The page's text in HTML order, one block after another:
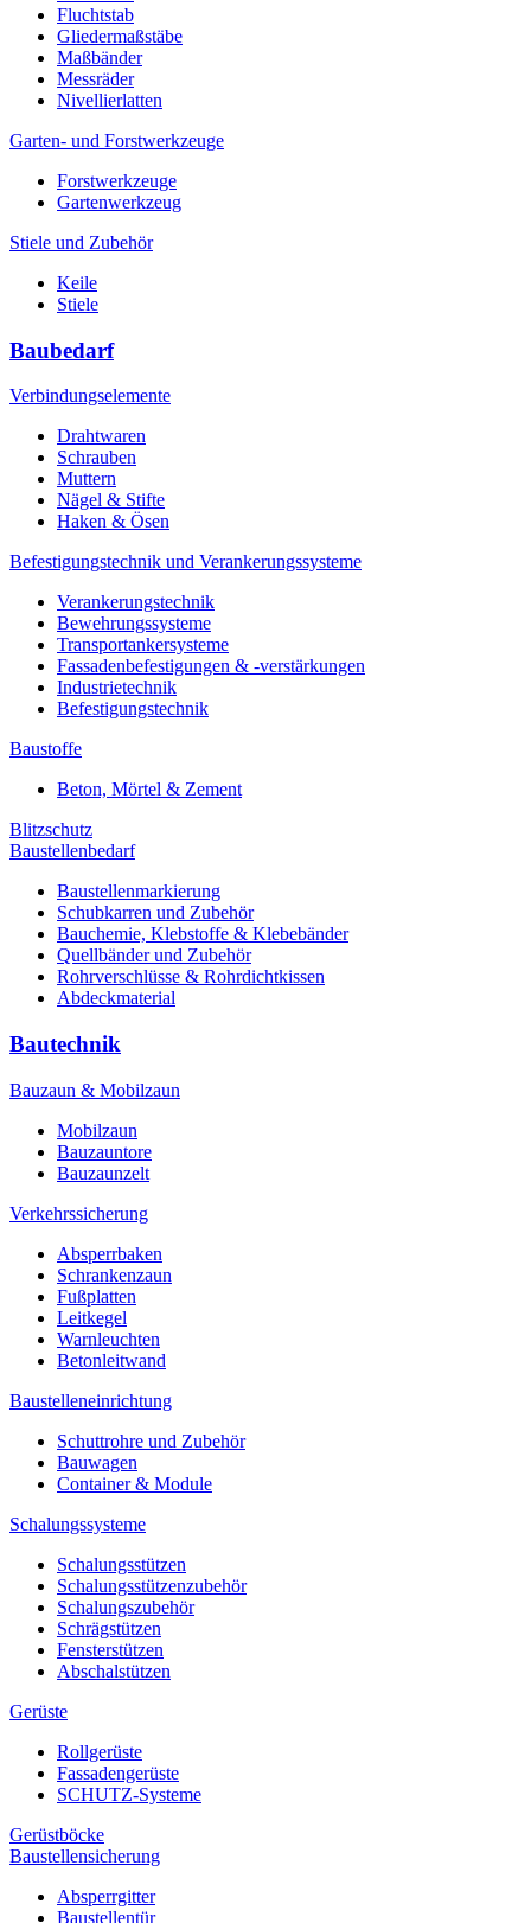
Fluchtstab
Gliedermaßstäbe
Maßbänder
Messräder
Nivellierlatten
Garten- und Forstwerkzeuge
Forstwerkzeuge
Gartenwerkzeug
Stiele und Zubehör
Keile
Stiele
Baubedarf
Verbindungselemente
Drahtwaren
Schrauben
Muttern
Nägel & Stifte
Haken & Ösen
Befestigungstechnik und Verankerungssysteme
Verankerungstechnik
Bewehrungssysteme
Transportankersysteme
Fassadenbefestigungen & -verstärkungen
Industrietechnik
Befestigungstechnik
Baustoffe
Beton, Mörtel & Zement
Blitzschutz
Baustellenbedarf
Baustellenmarkierung
Schubkarren und Zubehör
Bauchemie, Klebstoffe & Klebebänder
Quellbänder und Zubehör
Rohrverschlüsse & Rohrdichtkissen
Abdeckmaterial
Bautechnik
Bauzaun & Mobilzaun
Mobilzaun
Bauzauntore
Bauzaunzelt
Verkehrssicherung
Absperrbaken
Schrankenzaun
Fußplatten
Leitkegel
Warnleuchten
Betonleitwand
Baustelleneinrichtung
Schuttrohre und Zubehör
Bauwagen
Container & Module
Schalungssysteme
Schalungsstützen
Schalungsstützenzubehör
Schalungszubehör
Schrägstützen
Fensterstützen
Abschalstützen
Gerüste
Rollgerüste
Fassadengerüste
SCHUTZ-Systeme
Gerüstböcke
Baustellensicherung
Absperrgitter
Baustellentür